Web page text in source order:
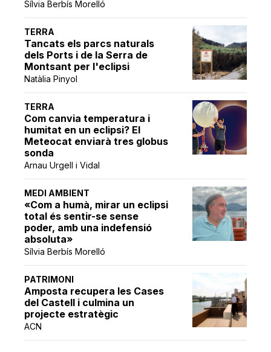
Sílvia Berbís Morelló
TERRA
Tancats els parcs naturals
dels Ports i de la Serra de
Montsant per l'eclipsi
Natàlia Pinyol
TERRA
Com canvia temperatura i
humitat en un eclipsi? El
Meteocat enviarà tres globus
sonda
Arnau Urgell i Vidal
MEDI AMBIENT
«Com a humà, mirar un eclipsi
total és sentir-se sense
poder, amb una indefensió
absoluta»
Sílvia Berbís Morelló
PATRIMONI
Amposta recupera les Cases
del Castell i culmina un
projecte estratègic
ACN